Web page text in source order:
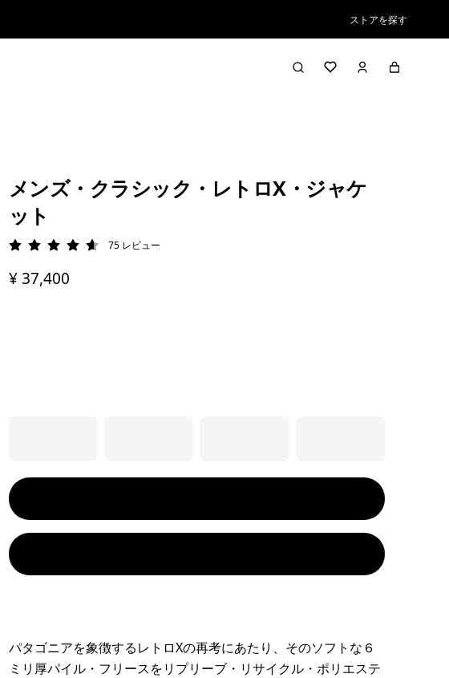
ストアを探す
メンズ・クラシック・レトロX・ジャケ
ット
評価: 4.7 / 5
75 レビュー
¥ 37,400
パタゴニアを象徴するレトロXの再考にあたり、そのソフトな６
ミリ厚パイル・フリースをリプリーブ・リサイクル・ポリエステ